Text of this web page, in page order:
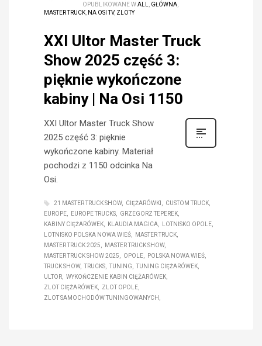
OPUBLIKOWANE WALL GŁÓWNA
MASTER TRUCK NA OSI TV, ZLOTY
XXI Ultor Master Truck
Show 2025 część 3:
pięknie wykończone
kabiny | Na Osi 1150
XXI Ultor Master Truck Show
2025 część 3: pięknie
wykończone kabiny. Materiał
pochodzi z 1150 odcinka Na
Osi.
21 MASTER TRUCK SHOW CIĘŻARÓWKI
CUSTOM TRUCK
EUROPE
EUROPE TRUCKS
GRZEGORZ TEPEREK
KABINY CIĘŻARÓWEK
KLAUDIA MAGICA
LOTNISKO OPOLE
LOTNISKO POLSKA NOWA WIEŚ
MASTER TRUCK
MASTER TRUCK 2025
MASTER TRUCK SHOW
MASTER TRUCK SHOW 2025
OPOLE
POLSKA NOWA WIEŚ
TRUCK SHOW
TRUCKS TUNING
TUNING CIĘŻARÓWEK
ULTOR
WYKOŃCZENIE KABIN CIĘŻARÓWEK
ZLOT CIĘŻARÓWEK
ZLOT OPOLE
ZLOT SAMOCHODÓW TUNINGOWANYCH